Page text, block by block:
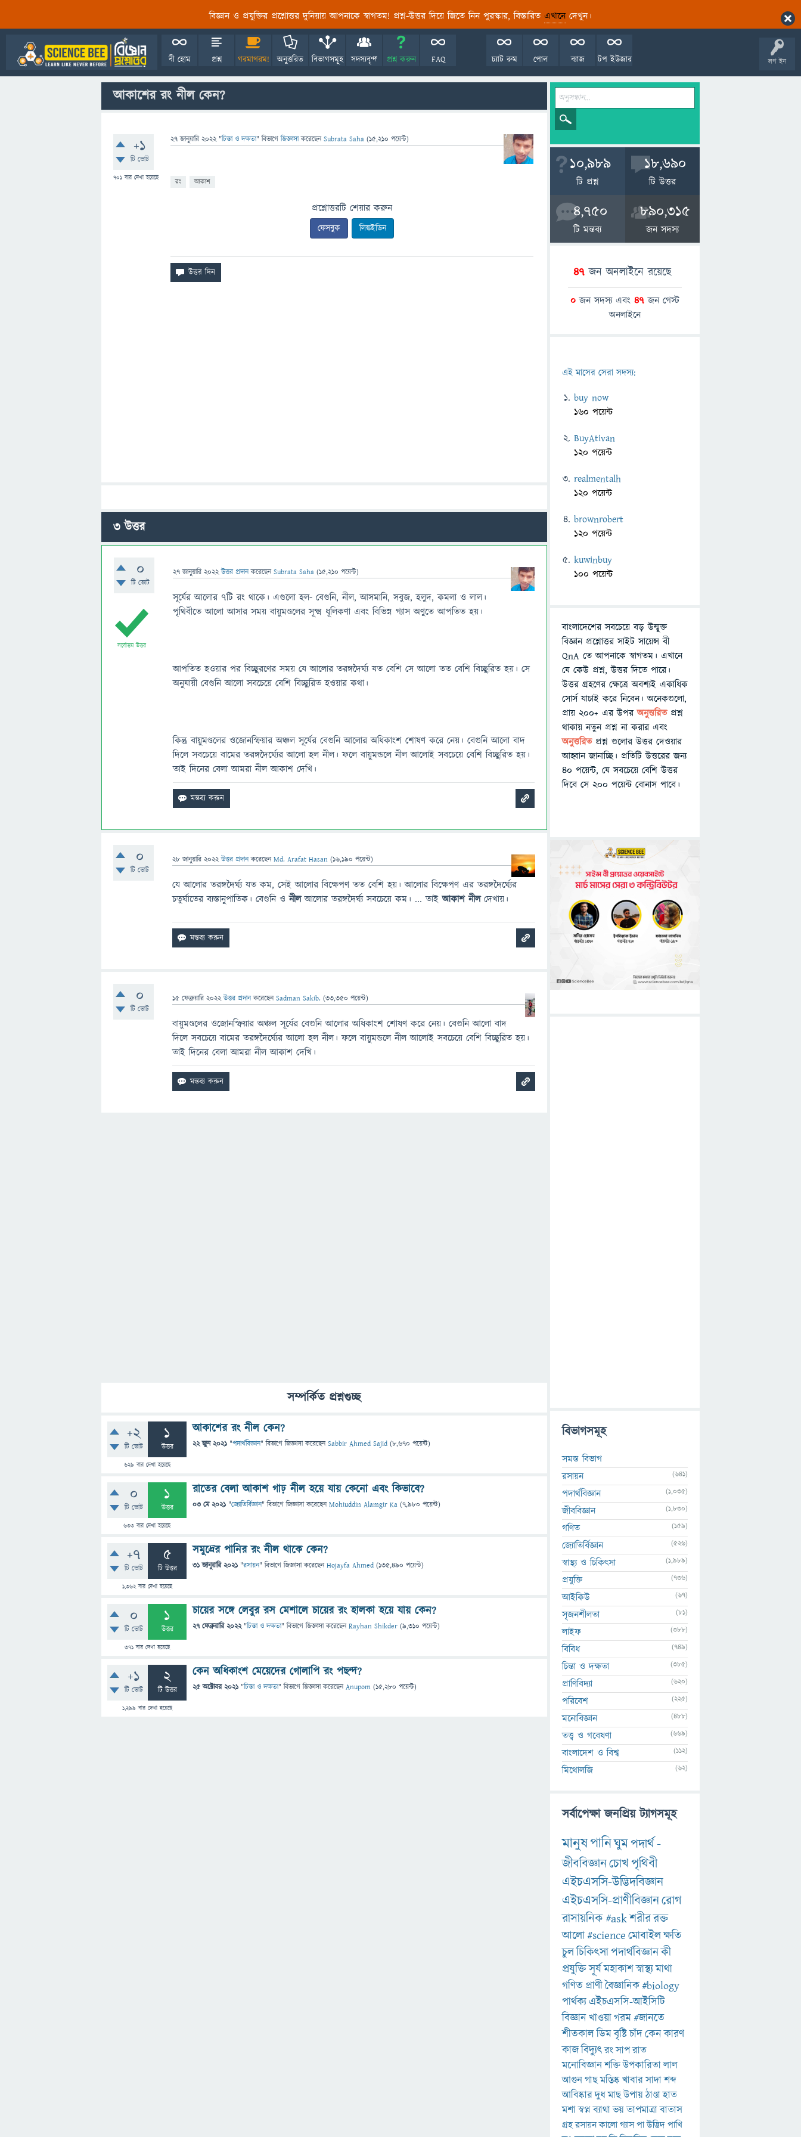
বিজ্ঞান ও প্রযুক্তির প্রশ্নোত্তর দুনিয়ায় আপনাকে স্বাগতম! প্রশ্ন-উত্তর দিয়ে জিতে নিন পুরস্কার, বিস্তারিত এখানেদেখুন।
লগ ইন
বী হোম প্রশ্ন গরমাগরম! অনুত্তরিত বিভাগসমূহ সদস্যবৃন্দ প্রশ্ন করুন FAQ টপ ইউজার
ব্যাজ
পোল
চ্যাট রুম
আকাশের রং নীল কেন?
+1
টি ভোট
701 বার দেখা হয়েছে
27 জানুয়ারি 2022 "চিন্তা ও দক্ষতা" বিভাগে জিজ্ঞাসাকরেছেনSubrata Saha (15,210 পয়েন্ট)
রং আকাশ
প্রশ্নোত্তরটি শেয়ার করুন
ফেসবুক লিঙ্কইডিন
3উত্তর
0
টি ভোট
27 জানুয়ারি 2022 উত্তর প্রদান করেছেনSubrata Saha (15,210 পয়েন্ট)
সর্বোত্তম উত্তর
সূর্যের আলোর ৭টি রং থাকে। এগুলো হল- বেগুনি, নীল, আসমানি, সবুজ, হলুদ, কমলা ও লাল।
পৃথিবীতে আলো আসার সময় বায়ুমণ্ডলের সূক্ষ্ম ধূলিকণা এবং বিভিন্ন গ্যাস অণুতে আপতিত হয়।
আপতিত হওয়ার পর বিচ্ছুরণের সময় যে আলোর তরঙ্গদৈর্ঘ্য যত বেশি সে আলো তত বেশি বিচ্ছুরিত হয়। সে
অনুযায়ী বেগুনি আলো সবচেয়ে বেশি বিচ্ছুরিত হওয়ার কথা।
কিন্তু বায়ুমণ্ডলের ওজোনস্ফিয়ার অঞ্চল সূর্যের বেগুনি আলোর অধিকাংশ শোষণ করে নেয়। বেগুনি আলো বাদ
দিলে সবচেয়ে বামের তরঙ্গদৈর্ঘ্যের আলো হল নীল। ফলে বায়ুমন্ডলে নীল আলোই সবচেয়ে বেশি বিচ্ছুরিত হয়।
তাই দিনের বেলা আমরা নীল আকাশ দেখি।
0
টি ভোট
28 জানুয়ারি 2022 উত্তর প্রদান করেছেনMd. Arafat Hasan (16,190 পয়েন্ট)
যে আলোর তরঙ্গদৈর্ঘ্য যত কম, সেই আলোর বিক্ষেপণ তত বেশি হয়। আলোর বিক্ষেপণ এর তরঙ্গদৈর্ঘ্যের
চতুর্ঘাতের ব্যস্তানুপাতিক। বেগুনি ওনীলআলোর তরঙ্গদৈর্ঘ্য সবচেয়ে কম। ... তাইআকাশ নীলদেখায়।
0
টি ভোট
15 ফেব্রুয়ারি 2022 উত্তর প্রদান করেছেনSadman Sakib. (33,350 পয়েন্ট)
বায়ুমণ্ডলের ওজোনস্ফিয়ার অঞ্চল সূর্যের বেগুনি আলোর অধিকাংশ শোষণ করে নেয়। বেগুনি আলো বাদ
দিলে সবচেয়ে বামের তরঙ্গদৈর্ঘ্যের আলো হল নীল। ফলে বায়ুমন্ডলে নীল আলোই সবচেয়ে বেশি বিচ্ছুরিত হয়।
তাই দিনের বেলা আমরা নীল আকাশ দেখি।
সম্পর্কিত প্রশ্নগুচ্ছ
+2
টি ভোট
1
উত্তর
629 বার দেখা হয়েছে
আকাশের রং নীল কেন?
22 জুন 2021 "পদার্থবিজ্ঞান" বিভাগে জিজ্ঞাসাকরেছেনSabbir Ahmed Sajid (8,670 পয়েন্ট)
0
টি ভোট
1
উত্তর
633 বার দেখা হয়েছে
রাতের বেলা আকাশ গাঢ় নীল হয়ে যায় কেনো এবং কিভাবে?
03 মে 2021 "জ্যোতির্বিজ্ঞান" বিভাগে জিজ্ঞাসাকরেছেনMohiuddin Alamgir Ka (7,980 পয়েন্ট)
+7
টি ভোট
5
টি উত্তর
1,362বার দেখা হয়েছে
সমুদ্রের পানির রং নীল থাকে কেন?
31 জানুয়ারি 2021 "রসায়ন" বিভাগে জিজ্ঞাসাকরেছেনHojayfa Ahmed (135,490 পয়েন্ট)
0
টি ভোট
1
উত্তর
371বার দেখা হয়েছে
চায়ের সঙ্গে লেবুর রস মেশালে চায়ের রং হালকা হয়ে যায় কেন?
27 ফেব্রুয়ারি 2022 "চিন্তা ও দক্ষতা" বিভাগে জিজ্ঞাসাকরেছেনRayhan Shikder (9,310 পয়েন্ট)
+1
টি ভোট
2
টি উত্তর
1,299 বার দেখা হয়েছে
কেন অধিকাংশ মেয়েদের গোলাপি রং পছন্দ?
25 অক্টোবর 2021 "চিন্তা ও দক্ষতা" বিভাগে জিজ্ঞাসাকরেছেনAnupom (15,280 পয়েন্ট)
10,989
টি প্রশ্ন
18,690
টি উত্তর
4,750
টি মন্তব্য
890,315
জন সদস্য
47 জন অনলাইনে রয়েছে
0 জন সদস্য এবং 47 জন গেস্ট
অনলাইনে
এই মাসের সেরা সদস্য:
buy now
160 পয়েন্ট
BuyAtivan
120 পয়েন্ট
realmentalh
120 পয়েন্ট
brownrobert
120 পয়েন্ট
kuwinbuy
100 পয়েন্ট
বাংলাদেশের সবচেয়ে বড় উন্মুক্ত
বিজ্ঞান প্রশ্নোত্তর সাইট সায়েন্স বী
QnA তে আপনাকে স্বাগতম। এখানে
যে কেউ প্রশ্ন, উত্তর দিতে পারে।
উত্তর গ্রহণের ক্ষেত্রে অবশ্যই একাধিক
সোর্স যাচাই করে নিবেন। অনেকগুলো,
প্রায় ২০০+ এর উপরঅনুত্তরিতপ্রশ্ন
থাকায় নতুন প্রশ্ন না করার এবং
অনুত্তরিত প্রশ্ন গুলোর উত্তর দেওয়ার
আহ্বান জানাচ্ছি। প্রতিটি উত্তরের জন্য
৪০ পয়েন্ট, যে সবচেয়ে বেশি উত্তর
দিবে সে ২০০ পয়েন্ট বোনাস পাবে।
বিভাগসমূহ
সমস্ত বিভাগ
রসায়ন
(641)
পদার্থবিজ্ঞান (1,035)
জীববিজ্ঞান (1,830)
গণিত (159)
জ্যোতির্বিজ্ঞান (526)
স্বাস্থ্য ও চিকিৎসা (1,989)
প্রযুক্তি (736)
আইকিউ (67)
সৃজনশীলতা (81)
লাইফ (388)
বিবিধ (749)
চিন্তা ও দক্ষতা (385)
প্রাণিবিদ্যা (620)
পরিবেশ (225)
মনোবিজ্ঞান (488)
তত্ত্ব ও গবেষণা (669)
বাংলাদেশ ও বিশ্ব (112)
মিথোলজি (62)
সর্বাপেক্ষা জনপ্রিয় ট্যাগসমূহ
মানুষপানিঘুমপদার্থ-
জীববিজ্ঞানচোখপৃথিবী
এইচএসসি-উদ্ভিদবিজ্ঞান
এইচএসসি-প্রাণীবিজ্ঞানরোগ
রাসায়নিক#askশরীররক্ত
আলো#scienceমোবাইলক্ষতি
চুলচিকিৎসাপদার্থবিজ্ঞানকী
প্রযুক্তিসূর্যমহাকাশস্বাস্থ্যমাথা
গণিত প্রাণীবৈজ্ঞানিক#biology
পার্থক্য এইচএসসি-আইসিটি
বিজ্ঞানখাওয়াগরম#জানতে
শীতকালডিমবৃষ্টিচাঁদকেনকারণ
কাজবিদ্যুৎরংসাপরাত
মনোবিজ্ঞানশক্তিউপকারিতালাল
আগুনগাছমস্তিষ্কখাবারসাদাশব্দ
আবিষ্কারদুধমাছউপায়ঠাণ্ডাহাত
মশাস্বপ্নব্যাথাভয়তাপমাত্রাবাতাস
গ্রহরসায়নকালোগ্যাসপাউদ্ভিদপাখি